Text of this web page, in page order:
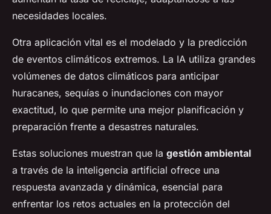
necesidades locales.
Otra aplicación vital es el modelado y la predicción
de eventos climáticos extremos. La IA utiliza grandes
volúmenes de datos climáticos para anticipar
huracanes, sequías o inundaciones con mayor
exactitud, lo que permite una mejor planificación y
preparación frente a desastres naturales.
Estas soluciones muestran que la gestión ambiental
a través de la inteligencia artificial ofrece una
respuesta avanzada y dinámica, esencial para
enfrentar los retos actuales en la protección del